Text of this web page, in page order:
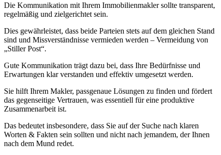
Die Kommunikation mit Ihrem Immobilienmakler sollte transparent,
regelmäßig und zielgerichtet sein.
Dies gewährleistet, dass beide Parteien stets auf dem gleichen Stand
sind und Missverständnisse vermieden werden – Vermeidung von
„Stiller Post“.
Gute Kommunikation trägt dazu bei, dass Ihre Bedürfnisse und
Erwartungen klar verstanden und effektiv umgesetzt werden.
Sie hilft Ihrem Makler, passgenaue Lösungen zu finden und fördert
das gegenseitige Vertrauen, was essentiell für eine produktive
Zusammenarbeit ist.
Das bedeutet insbesondere, dass Sie auf der Suche nach klaren
Worten & Fakten sein sollten und nicht nach jemandem, der Ihnen
nach dem Mund redet.